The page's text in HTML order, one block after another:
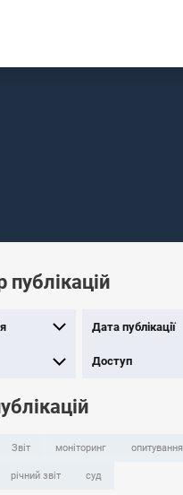
публікацій
Дата публікації
Доступ
Звіт моніторинг опитування
річний звіт суд